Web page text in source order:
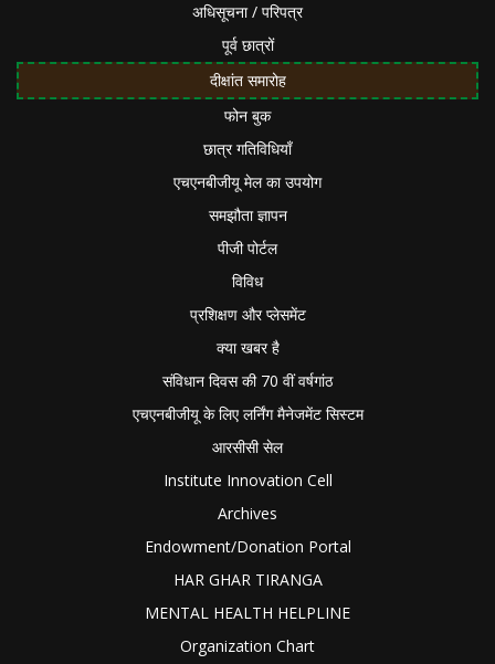
अधिसूचना / परिपत्र
पूर्व छात्रों
दीक्षांत समारोह
फोन बुक
छात्र गतिविधियाँ
एचएनबीजीयू मेल का उपयोग
समझौता ज्ञापन
पीजी पोर्टल
विविध
प्रशिक्षण और प्लेसमेंट
क्या खबर है
संविधान दिवस की 70 वीं वर्षगांठ
एचएनबीजीयू के लिए लर्निंग मैनेजमेंट सिस्टम
आरसीसी सेल
Institute Innovation Cell
Archives
Endowment/Donation Portal
HAR GHAR TIRANGA
MENTAL HEALTH HELPLINE
Organization Chart